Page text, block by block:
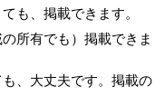
も、掲載できます。
所有でも）掲載できま
、大丈夫です。掲載の